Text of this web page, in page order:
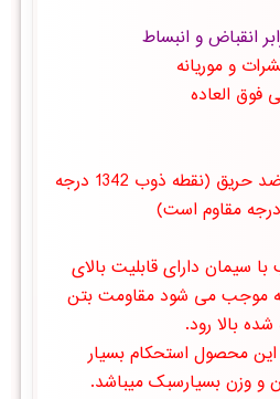
انقباض و انبساط
و موریانه
فوق العاده
· عایق حرارت و برودت و ضد حریق (نقطه ذوب 1342 درجه
سیمان دارای قابلیت بالای
موجب می شود مقاومت بتن
بالا رود.
این محصول استحکام بسیار
و وزن بسیارسبک میباشد.